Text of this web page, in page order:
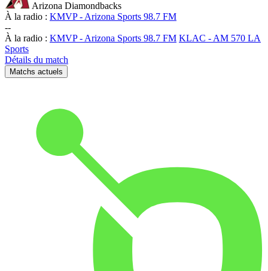
Arizona Diamondbacks
À la radio : KMVP - Arizona Sports 98.7 FM
--
À la radio : KMVP - Arizona Sports 98.7 FM KLAC - AM 570 LA
Sports
Détails du match
Matchs actuels